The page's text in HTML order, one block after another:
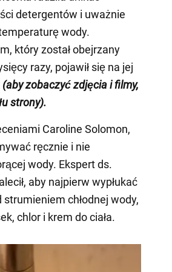
detergentów i uważnie
wody.
który został obejrzany
razy, pojawił się na jej
(aby zobaczyć zdjęcia i filmy,
strony).
Caroline Solomon,
ręcznie i nie
wody. Ekspert ds.
aby najpierw wypłukać
chłodnej wody,
chlor i krem do ciała.